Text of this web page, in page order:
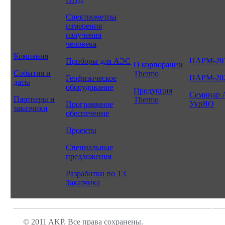
Компания
События и
даты
Партнеры и
заказчики
Спектрометры
измерения
излучения
человека
Приборы для АЭС
Геофизическое
оборудование
Программное
обеспечение
Проекты
Специальные
предложения
Разработки по ТЗ
Заказчика
О корпорации
Thermo
Продукция
Thermo
ПАРМ-
ПАРМ-
Семинар
УкрЯО
© 2011 AKP. Все права сохранены.